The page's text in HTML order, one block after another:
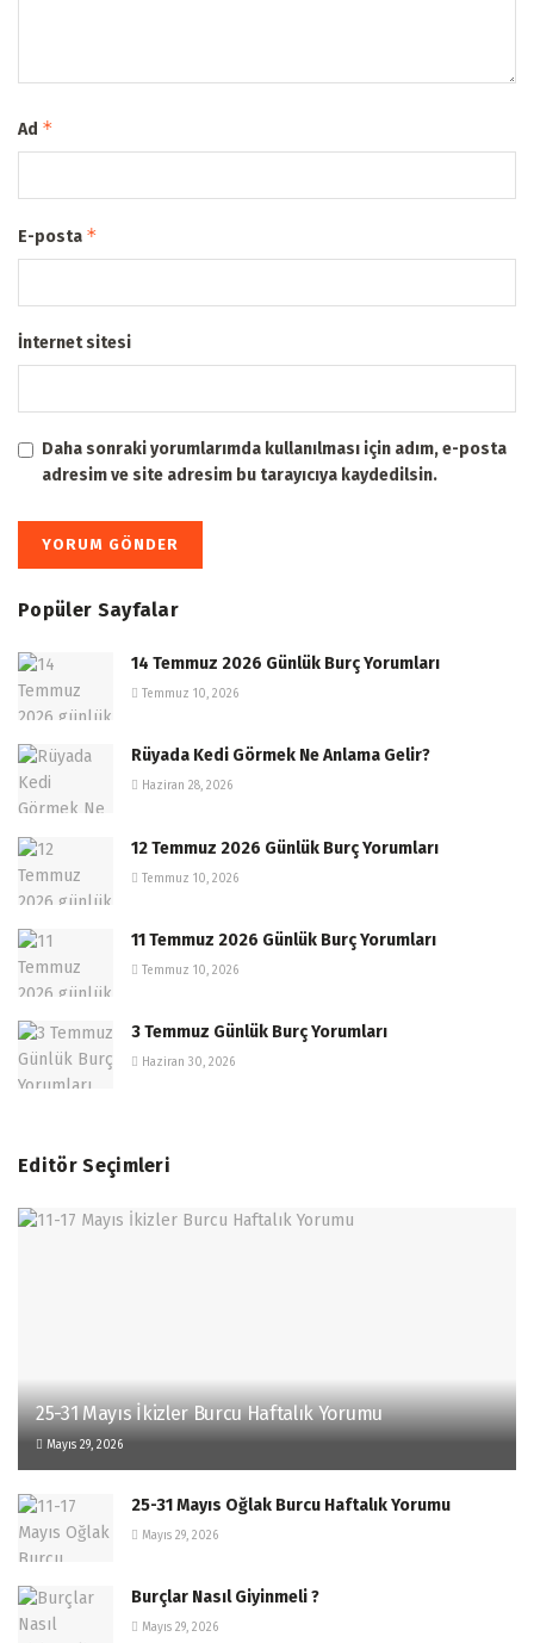
Ad *
E-posta *
İnternet sitesi
Daha sonraki yorumlarımda kullanılması için adım, e-posta
adresim ve site adresim bu tarayıcıya kaydedilsin.
Popüler Sayfalar
14 Temmuz 2026 Günlük Burç Yorumları
Temmuz 10, 2026
Rüyada Kedi Görmek Ne Anlama Gelir?
Haziran 28, 2026
12 Temmuz 2026 Günlük Burç Yorumları
Temmuz 10, 2026
11 Temmuz 2026 Günlük Burç Yorumları
Temmuz 10, 2026
3 Temmuz Günlük Burç Yorumları
Haziran 30, 2026
Editör Seçimleri
25-31 Mayıs İkizler Burcu Haftalık Yorumu
Mayıs 29, 2026
25-31 Mayıs Oğlak Burcu Haftalık Yorumu
Mayıs 29, 2026
Burçlar Nasıl Giyinmeli ?
Mayıs 29, 2026